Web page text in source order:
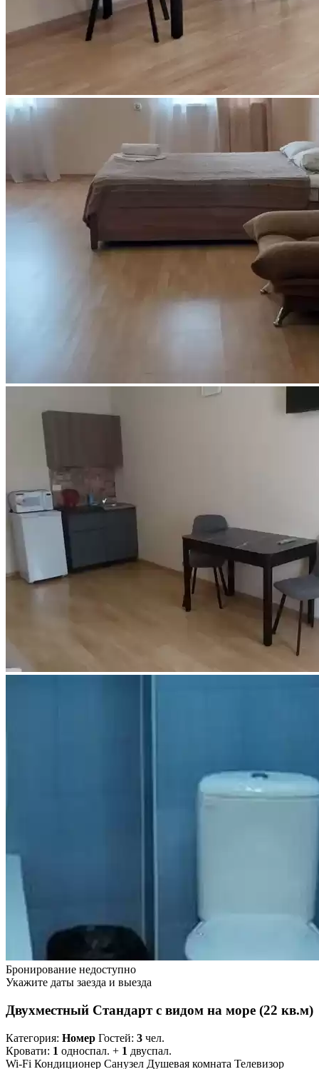
Бронирование недоступно
Укажите даты заезда и выезда
Двухместный Стандарт с видом на море (22 кв.м)
Категория: Номер Гостей: 3 чел.
Кровати: 1 односпал. + 1 двуспал.
Wi-Fi Кондиционер Санузел Душевая комната Телевизор